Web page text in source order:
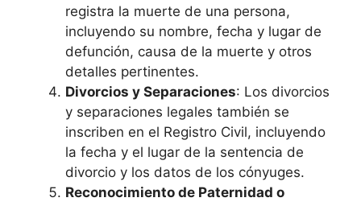
registra la muerte de una persona,
incluyendo su nombre, fecha y lugar de
defunción, causa de la muerte y otros
detalles pertinentes.
Divorcios y Separaciones: Los divorcios
y separaciones legales también se
inscriben en el Registro Civil, incluyendo
la fecha y el lugar de la sentencia de
divorcio y los datos de los cónyuges.
Reconocimiento de Paternidad o